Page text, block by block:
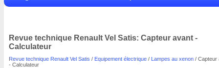
Revue technique Renault Vel Satis: Capteur avant -
Calculateur
Revue technique Renault Vel Satis / Equipement électrique / Lampes au xenon / Capteur
- Calculateur